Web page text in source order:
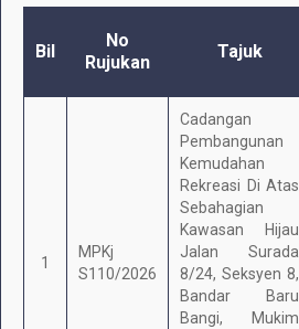
Bil
No
Rujukan
Tajuk
1
MPKj
S110/2026
Cadangan
Pembangunan
Kemudahan
Rekreasi Di Atas
Sebahagian
Kawasan Hijau
Jalan Surada
8/24, Seksyen 8,
Bandar Baru
Bangi, Mukim